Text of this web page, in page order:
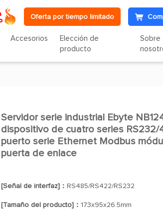
Oferta por tiempo limitado
Accesorios
Elección de
producto
Sobre
Servidor serie industrial Ebyte
dispositivo de cuatro series RS232/
puerto serie Ethernet Modbus
puerta de enlace
[Señal de interfaz]： RS485/RS422/RS232
[Tamaño del producto]： 173x95x26.5mm